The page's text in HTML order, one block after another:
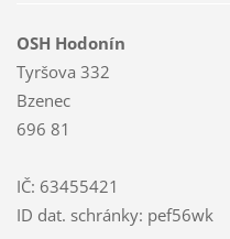
OSH Hodonín
Tyršova 332
Bzenec
696 81
IČ: 63455421
ID dat. schránky: pef56wk